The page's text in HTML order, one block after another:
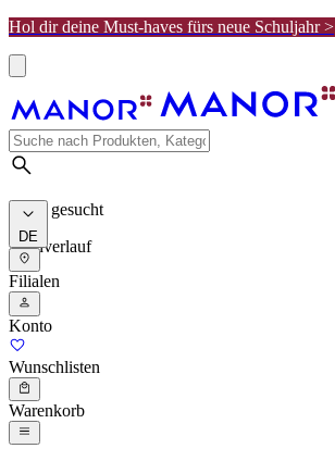
Hol dir deine Must-haves fürs neue Schuljahr >
Meist gesucht
Suchverlauf
DE
Filialen
Konto
Wunschlisten
Warenkorb